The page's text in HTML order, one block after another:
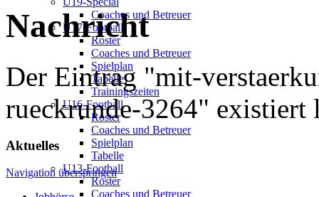
Coaches und Betreuer
U17-Football
Roster
Coaches und Betreuer
Spielplan
Tabelle
Trainingszeiten
U16-Football
Roster
Coaches und Betreuer
Spielplan
Tabelle
U13-Football
Roster
Coaches und Betreuer
Nachricht
Der Eintrag "mit-
rueckrunde-3264" existiert
Aktuelles
Navigation überspringen